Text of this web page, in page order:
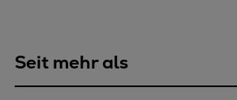
Seit mehr als